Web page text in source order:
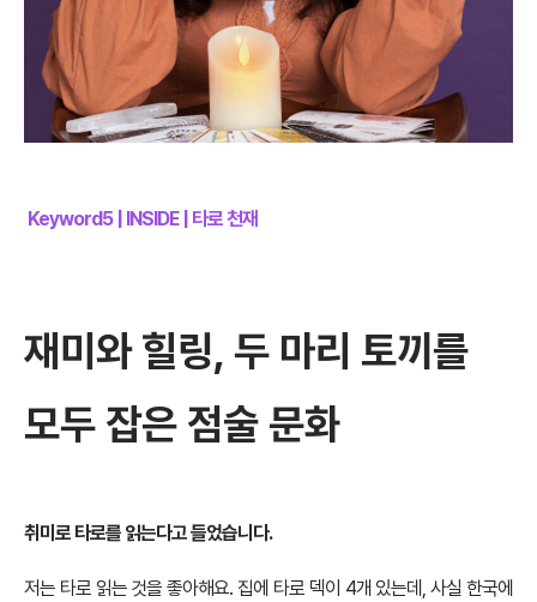
Keyword5 | INSIDE | 타로 천재
재미와 힐링, 두 마리 토끼를
모두 잡은 점술 문화
취미로 타로를 읽는다고 들었습니다.
저는 타로 읽는 것을 좋아해요. 집에 타로 덱이 4개 있는데, 사실 한국에